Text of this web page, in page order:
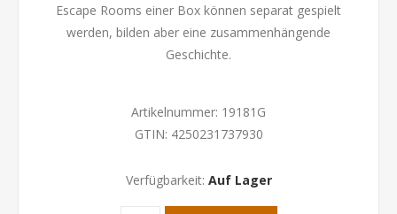
Escape Rooms einer Box können separat gespielt
werden, bilden aber eine zusammenhängende
Geschichte.
Artikelnummer: 19181G
GTIN: 4250231737930
Verfügbarkeit: Auf Lager